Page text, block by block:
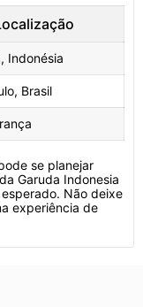
Indonésia
Brasil
se planejar
Garuda Indonesia
Não deixe
experiência de